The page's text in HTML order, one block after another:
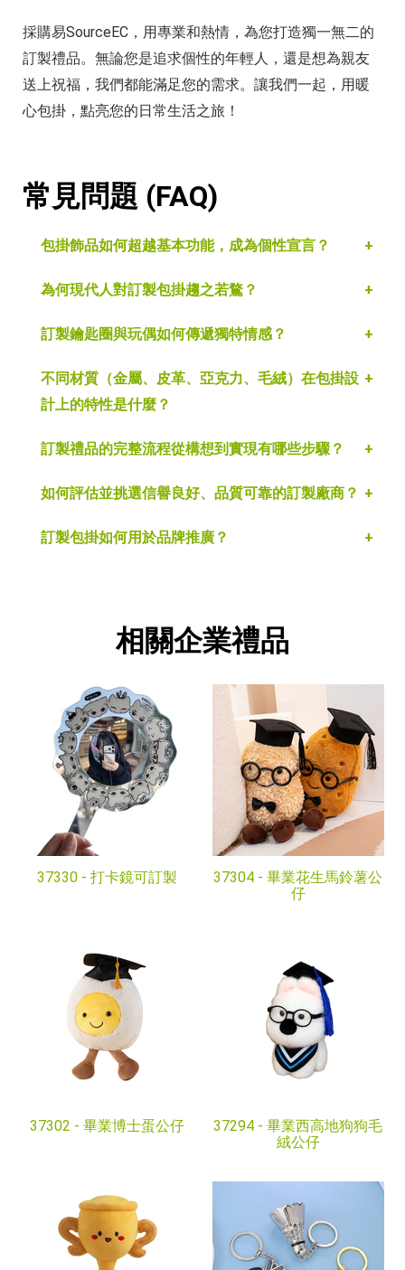
採購易SourceEC，用專業和熱情，為您打造獨一無二的
訂製禮品。無論您是追求個性的年輕人，還是想為親友
送上祝福，我們都能滿足您的需求。讓我們一起，用暖
心包掛，點亮您的日常生活之旅！
常見問題 (FAQ)
包掛飾品如何超越基本功能，成為個性宣言？
為何現代人對訂製包掛趨之若鶩？
訂製鑰匙圈與玩偶如何傳遞獨特情感？
不同材質（金屬、皮革、亞克力、毛絨）在包掛設
計上的特性是什麼？
訂製禮品的完整流程從構想到實現有哪些步驟？
如何評估並挑選信譽良好、品質可靠的訂製廠商？
訂製包掛如何用於品牌推廣？
相關企業禮品
37330 - 打卡鏡可訂製 37304 - 畢業花生馬鈴薯公
仔
37302 - 畢業博士蛋公仔 37294 - 畢業西高地狗狗毛
絨公仔